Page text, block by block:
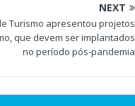
NEXT
Turismo apresentou projetos
que devem ser implantados
no período pós-pandemia